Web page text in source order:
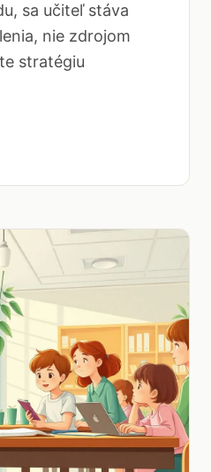
sa učiteľ stáva
nie zdrojom
stratégiu